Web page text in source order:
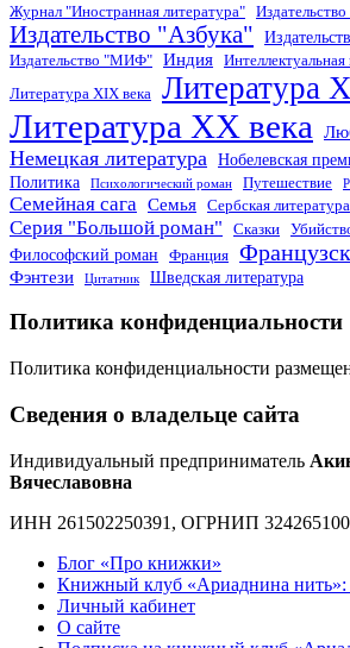
Журнал "Иностранная литература"
Издательство "Азбука"
Издательство "МИФ" Индия Интеллектуальная
Литература XIX века Литература
Литература XX века
Немецкая литература
Нобелевская
Политика
Психологический роман Путешествие
Семейная сага Семья Сербская литература
Серия "Большой роман" Сказки
Философский роман
Франция
Фэнтези Цитатник Шведская литература
Политика конфиденциальности
Политика конфиденциальности
Сведения о владельце сайта
Индивидуальный предприниматель
Вячеславовна
ИНН 261502250391, ОГРНИП
Блог «Про книжки»
Книжный клуб «Ариаднина нить»:
Личный кабинет
О сайте